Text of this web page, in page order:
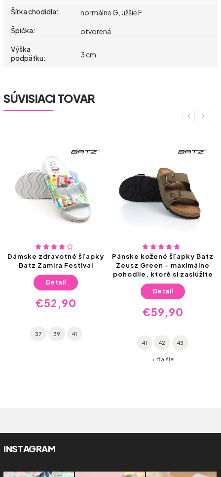
Šírka chodidla:
normálne G, užšie F
Špička:
otvorená
Výška
podpätku: 3 cm
SÚVISIACI TOVAR
Previous
Dámske zdravotné šľapky
Batz Zamira Festival
€52,90
Detail
37 39 41
Pánske kožené šľapky Batz
Zeusz Green – maximálne
pohodlie, ktoré si zaslúžite
€59,90
Detail
41 42 43
+ ďalšie
Next
INSTAGRAM